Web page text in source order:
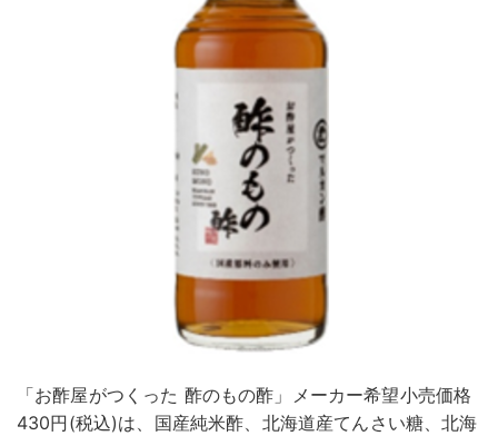
「お酢屋がつくった 酢のもの酢」メーカー希望小売価格
430円(税込)は、国産純米酢、北海道産てんさい糖、北海